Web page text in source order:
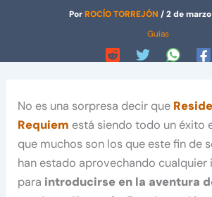
PorROCÍO TORREJÓN /2 de
Guías
No es una sorpresa decir que
Requiem está siendo todo un éxito
que muchos son los que este fin de
han estado aprovechando cualquier
para introducirse en la aventura